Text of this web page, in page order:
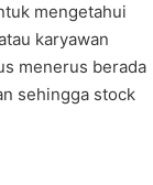
mengetahui
karyawan
menerus berada
sehingga stock